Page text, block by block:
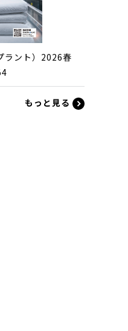
ラント）2026春
もっと見る